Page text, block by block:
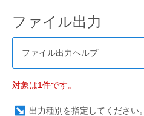
ファイル出力
ファイル出力ヘルプ
対象は1件です。
出力種別を指定してください。